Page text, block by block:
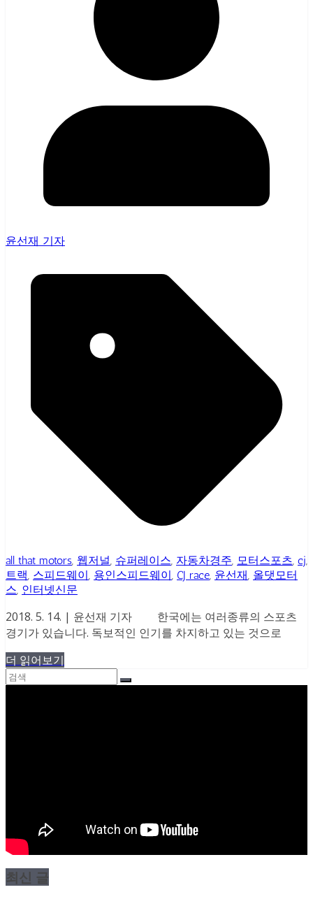
윤선재 기자
all that motors, 웹저널, 슈퍼레이스, 자동차경주, 모터스포츠, cj,
트랙, 스피드웨이, 용인스피드웨이, CJ race, 윤선재, 올댓모터
스, 인터넷신문
2018. 5. 14. | 윤선재 기자 한국에는 여러종류의 스포츠
경기가 있습니다. 독보적인 인기를 차지하고 있는 것으로
더 읽어보기
최신 글